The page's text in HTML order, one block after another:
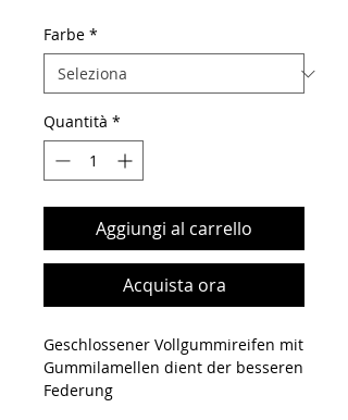
Farbe *
Quantità *
Aggiungi al carrello
Acquista ora
Geschlossener Vollgummireifen mit
Gummilamellen dient der besseren
Federung